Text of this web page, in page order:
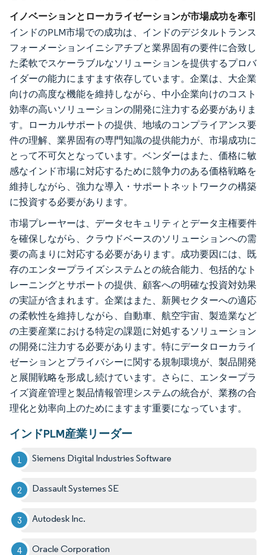
イノベーションとローカライゼーションが市場成功を牽引
インドのPLM市場での成功は、インドのデジタルトランス
フォーメーションイニシアチブと業界固有の要件に合致し
た柔軟でスケーラブルなソリューションを提供するプロバ
イダーの能力にますます依存しています。企業は、大企業
向けの高度な機能を維持しながら、中小企業向けのコスト
効率の高いソリューションの開発に注力する必要がありま
す。ローカルサポートの提供、地域のコンプライアンス要
件の理解、業界固有の専門知識の提供能力が、市場成功に
とって不可欠となっています。ベンダーはまた、価格に敏
感なインド市場に対応するために競争力のある価格戦略を
維持しながら、強力な導入・サポートネットワークの構築
に投資する必要があります。
市場プレーヤーは、データセキュリティとデータ主権要件
を確保しながら、クラウドベースのソリューションへの需
要の高まりに対応する必要があります。成功要因には、既
存のエンタープライズシステムとの統合能力、包括的なト
レーニングとサポートの提供、顧客への明確な投資対効果
の実証が含まれます。企業はまた、新興セクターへの適応
の柔軟性を維持しながら、自動車、航空宇宙、製造業など
の主要産業における特定の課題に対処するソリューション
の開発に注力する必要があります。特にデータローカライ
ゼーションとプライバシーに関する規制環境が、製品開発
と展開戦略を形成し続けています。さらに、エンタープラ
イズ資産管理と製品情報管理システムの統合が、業務の合
理化と効率向上のためにますます重要になっています。
インドPLM産業リーダー
Siemens Digital Industries Software
Dassault Systemes SE
Autodesk Inc.
Oracle Corporation